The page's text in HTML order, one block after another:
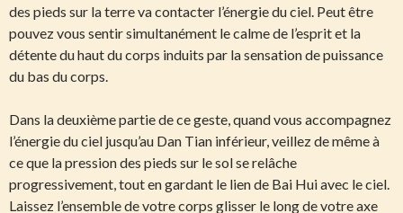
des pieds sur la terre va contacter l’énergie du ciel. Peut être
pouvez vous sentir simultanément le calme de l’esprit et la
détente du haut du corps induits par la sensation de puissance
du bas du corps.
Dans la deuxième partie de ce geste, quand vous accompagnez
l’énergie du ciel jusqu’au Dan Tian inférieur, veillez de même à
ce que la pression des pieds sur le sol se relâche
progressivement, tout en gardant le lien de Bai Hui avec le ciel.
Laissez l’ensemble de votre corps glisser le long de votre axe